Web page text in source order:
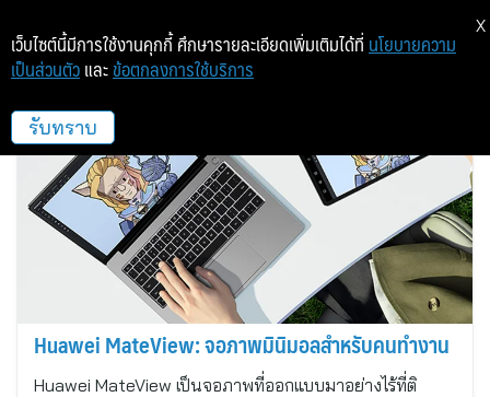
หัวเว่ย
Huawei MateView: จอภาพมินิมอลสำหรับคนทำงาน
Huawei MateView เป็นจอภาพที่ออกแบบมาอย่างไร้ที่ติ
เว็บไซต์นี้มีการใช้งานคุกกี้ ศึกษารายละเอียดเพิ่มเติมได้ที่ นโยบายความ
เป็นส่วนตัว และ ข้อตกลงการใช้บริการ
รับทราบ
X